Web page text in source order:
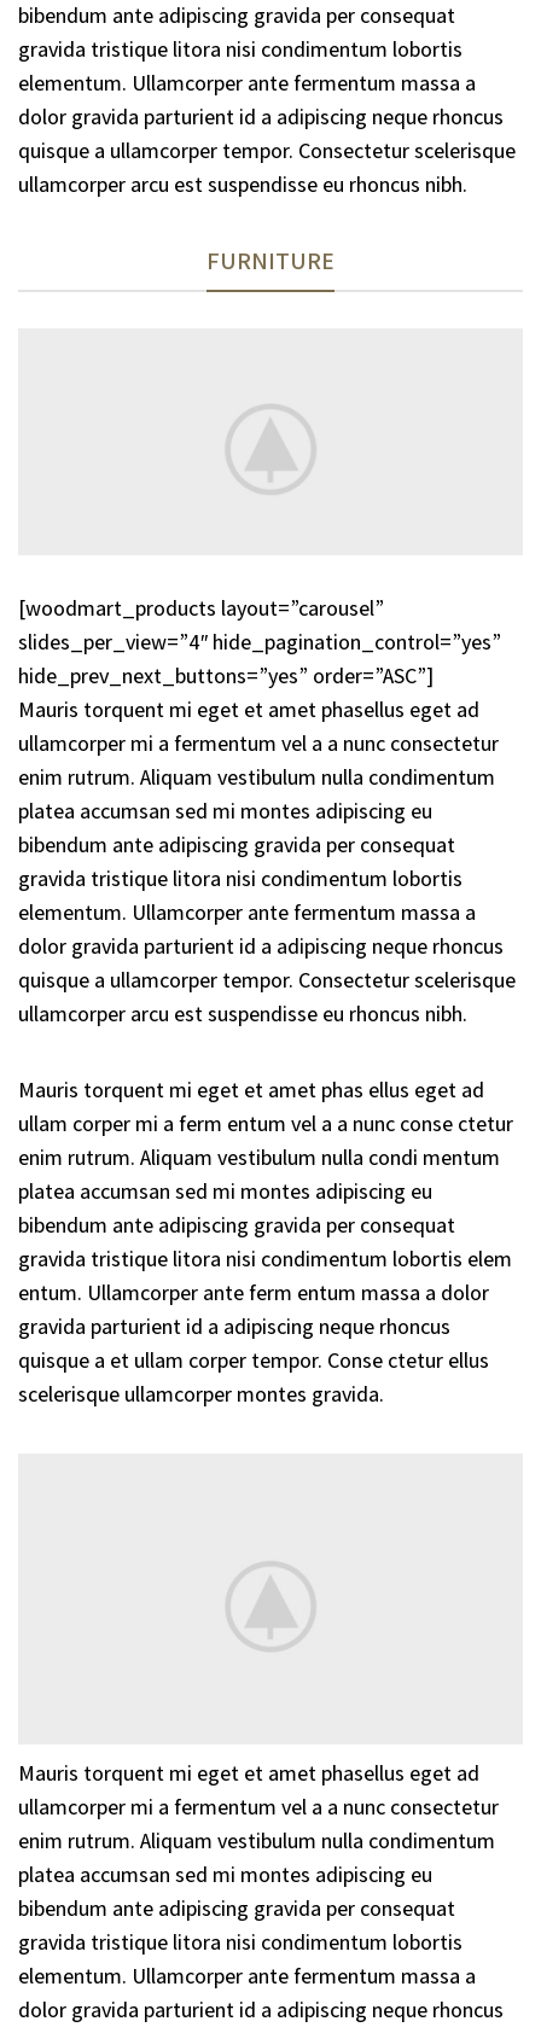
bibendum ante adipiscing gravida per consequat
gravida tristique litora nisi condimentum lobortis
elementum. Ullamcorper ante fermentum massa a
dolor gravida parturient id a adipiscing neque rhoncus
quisque a ullamcorper tempor. Consectetur scelerisque
ullamcorper arcu est suspendisse eu rhoncus nibh.
FURNITURE
[woodmart_products layout=”carousel”
slides_per_view=”4″ hide_pagination_control=”yes”
hide_prev_next_buttons=”yes” order=”ASC”]
Mauris torquent mi eget et amet phasellus eget ad
ullamcorper mi a fermentum vel a a nunc consectetur
enim rutrum. Aliquam vestibulum nulla condimentum
platea accumsan sed mi montes adipiscing eu
bibendum ante adipiscing gravida per consequat
gravida tristique litora nisi condimentum lobortis
elementum. Ullamcorper ante fermentum massa a
dolor gravida parturient id a adipiscing neque rhoncus
quisque a ullamcorper tempor. Consectetur scelerisque
ullamcorper arcu est suspendisse eu rhoncus nibh.
Mauris torquent mi eget et amet phas ellus eget ad
ullam corper mi a ferm entum vel a a nunc conse ctetur
enim rutrum. Aliquam vestibulum nulla condi mentum
platea accumsan sed mi montes adipiscing eu
bibendum ante adipiscing gravida per consequat
gravida tristique litora nisi condimentum lobortis elem
entum. Ullamcorper ante ferm entum massa a dolor
gravida parturient id a adipiscing neque rhoncus
quisque a et ullam corper tempor. Conse ctetur ellus
scelerisque ullamcorper montes gravida.
Mauris torquent mi eget et amet phasellus eget ad
ullamcorper mi a fermentum vel a a nunc consectetur
enim rutrum. Aliquam vestibulum nulla condimentum
platea accumsan sed mi montes adipiscing eu
bibendum ante adipiscing gravida per consequat
gravida tristique litora nisi condimentum lobortis
elementum. Ullamcorper ante fermentum massa a
dolor gravida parturient id a adipiscing neque rhoncus